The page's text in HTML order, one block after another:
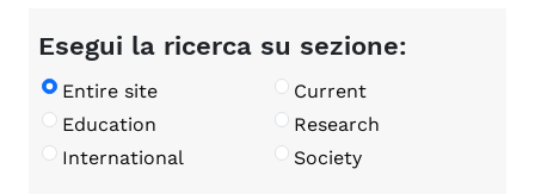
Esegui la ricerca su sezione:
Entire site
Current
Education
Research
International
Society